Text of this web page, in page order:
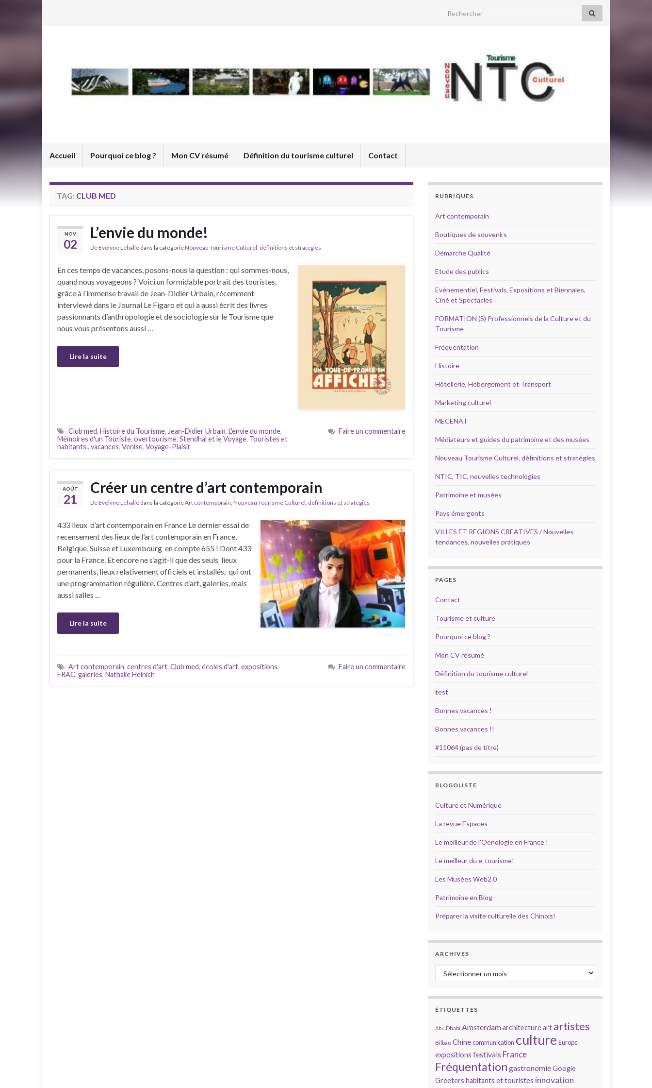
Search for:
Accueil Pourquoi ce blog ? Mon CV résumé Définition du tourisme culturel Contact
TAG: CLUB MED
NOV
02
L’envie du monde!
DeEvelyne Lehalle dans la catégorieNouveau Tourisme Culturel, définitions et stratégies
En ces temps de vacances, posons-nous la question : qui sommes-nous,
quand nous voyageons ? Voici un formidable portrait des touristes,
grâce à l’immense travail de Jean-Didier Urbain, récemment
interviewé dans le Journal Le Figaro et qui a aussi écrit des livres
passionnants d’anthropologie et de sociologie sur le Tourisme que
nous vous présentons aussi …
Lire la suite
Club med, Histoire du Tourisme, Jean-Didier Urbain, L'envie du monde,
Mémoires d'un Touriste, overtourisme, Stendhal et le Voyage, Touristes et
habitants., vacances, Venise, Voyage-Plaisir
Faire un commentaire
AOÛT
21
Créer un centre d’art contemporain
DeEvelyne Lehalle dans la catégorieArt contemporain Nouveau Tourisme Culturel, définitions et stratégies
433 lieux d’art contemporain en France Le dernier essai de
recensement des lieux de l’art contemporain en France,
Belgique, Suisse et Luxembourg en compte 655 ! Dont 433
pour la France. Et encore ne s’agit-il que des seuls lieux
permanents, lieux relativement officiels et installés, qui ont
une programmation régulière. Centres d’art, galeries, mais
aussi salles …
Lire la suite
Art contemporain, centres d'art, Club med, écoles d'art, expositions,
FRAC, galeries, Nathalie Heinich
Faire un commentaire
RUBRIQUES
Art contemporain
Boutiques de souvenirs
Démarche Qualité
Etude des publics
Evénementiel, Festivals, Expositions et Biennales,
Ciné et Spectacles
FORMATION (S) Professionnels de la Culture et du
Tourisme
Fréquentation
Histoire
Hôtellerie, Hébergement et Transport
Marketing culturel
MECENAT
Médiateurs et guides du patrimoine et des musées
Nouveau Tourisme Culturel, définitions et stratégies
NTIC, TIC, nouvelles technologies
Patrimoine et musées
Pays émergents
VILLES ET REGIONS CREATIVES / Nouvelles
tendances, nouvelles pratiques
PAGES
Contact
Tourisme et culture
Pourquoi ce blog ?
Mon CV résumé
Définition du tourisme culturel
test
Bonnes vacances !
Bonnes vacances !!
#11064 (pas de titre)
BLOGOLISTE
Culture et Numérique
La revue Espaces
Le meilleur de l'Oenologie en France !
Le meilleur du e-tourisme!
Les Musées Web2.0
Patrimoine en Blog
Préparer la visite culturelle des Chinois!
ARCHIVES
Archives
ÉTIQUETTES
Abu Dhabi Amsterdamarchitectureart artistes
Bilbao Chinecommunication culture Europe
expositions festivals France
Fréquentation gastronomieGoogle
Greeters habitants et touristes innovation